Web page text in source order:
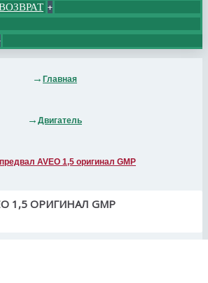
+
Главная
Двигатель
AVEO 1,5 оригинал GMP
1,5 ОРИГИНАЛ GMP